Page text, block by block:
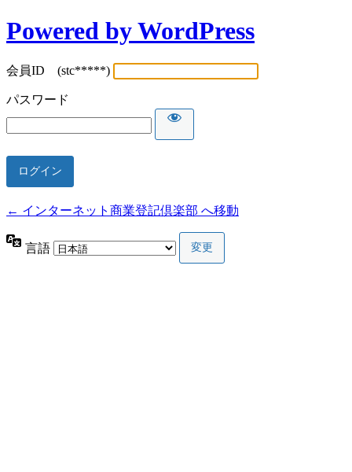
Powered by WordPress
会員ID (stc*****)
パスワード
← インターネット商業登記倶楽部 へ移動
言語